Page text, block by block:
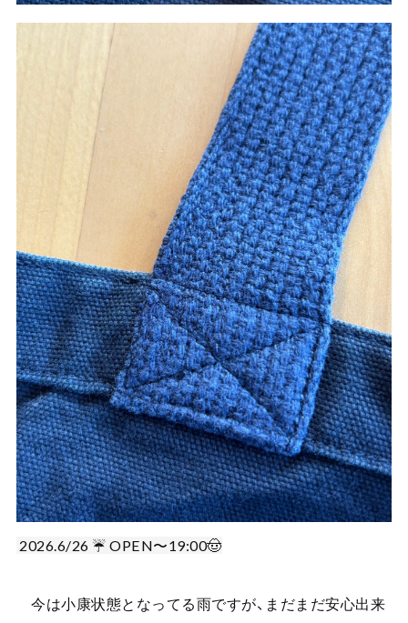
2026.6/26 ☔️ OPEN〜19:00🤠
今は小康状態となってる雨ですが、まだまだ安心出来